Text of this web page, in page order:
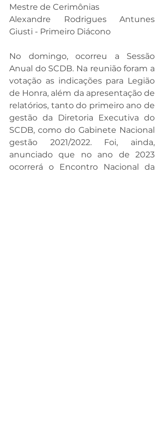
Mestre de Cerimônias
Alexandre Rodrigues Antunes
Giusti - Primeiro Diácono
No domingo, ocorreu a Sessão
Anual do SCDB. Na reunião foram a
votação as indicações para Legião
de Honra, além da apresentação de
relatórios, tanto do primeiro ano de
gestão da Diretoria Executiva do
SCDB, como do Gabinete Nacional
gestão 2021/2022. Foi, ainda,
anunciado que no ano de 2023
ocorrerá o Encontro Nacional da